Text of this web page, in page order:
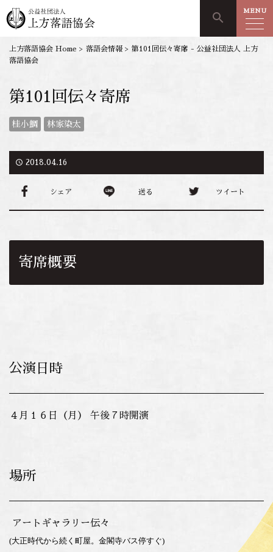
search MENU
上方落語協会 Home > 落語会情報 > 第101回伝々寄席 - 公益社団法人 上方
落語協会
第101回伝々寄席
桂小鯛 林家染太
access_time 2018.04.16
シェア 送る ツイート
寄席概要
公演日時
４ 月１６日（月） 午後７時開演
場所
アートギャラリー伝々
(大正時代から続く町屋。金閣寺バス停すぐ)